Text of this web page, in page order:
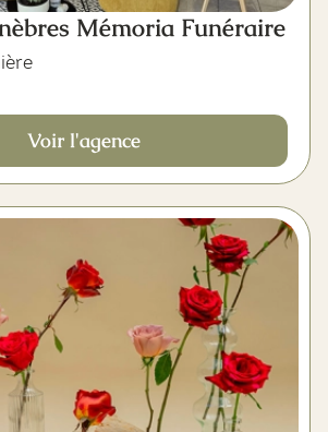
Mémoria Funéraire
Voir l'agence